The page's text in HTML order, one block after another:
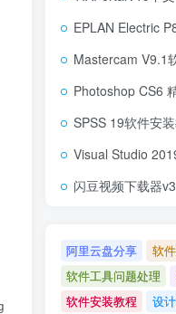
Handles
EPLAN Electric P8 2024
Mastercam V9.1软
Photoshop CS6 精简版
SPSS 19软件安
Visual Studio 2019软
闪豆视频下载器v3.8软
阿里云盘分享
软
软件工具问题处理
软件安装教程
设